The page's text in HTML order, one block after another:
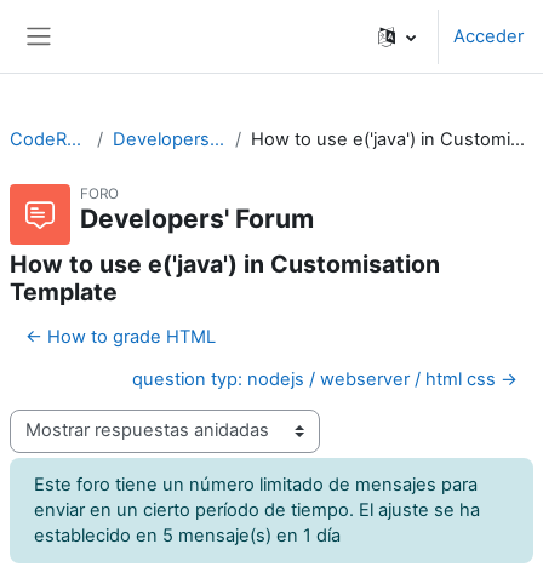
Acceder
CodeRunner Developers' Forum How to use e('java') in Customisation Template
FORO
Developers' Forum
How to use e('java') in Customisation
Template
← How to grade HTML
question typ: nodejs / webserver / html css →
Mostrar modo
Este foro tiene un número limitado de mensajes para
enviar en un cierto período de tiempo. El ajuste se ha
establecido en 5 mensaje(s) en 1 día